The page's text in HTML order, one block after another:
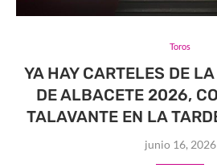
Toros
YA HAY CARTELES DE
DE ALBACETE 2026,
TALAVANTE EN LA
junio 16, 2026